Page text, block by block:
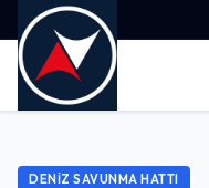
DENIZ SAVUNMA HATTI